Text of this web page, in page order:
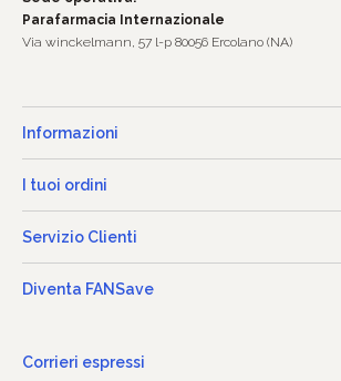
Parafarmacia Internazionale
Via winckelmann, 57 l-p 80056 Ercolano (NA)
Informazioni
I tuoi ordini
Servizio Clienti
Diventa FANSave
Corrieri espressi